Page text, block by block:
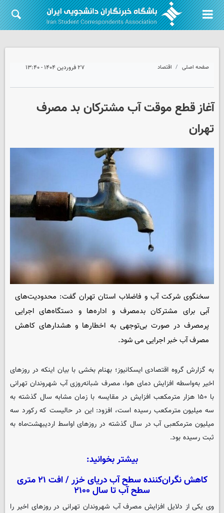
صفحه اصلی اقتصاد ۲۷ فروردین ۱۴۰۴ - ۱۳:۴۰
آغاز قطع موقت آب مشترکان بد مصرف
تهران
سخنگوی شرکت آب و فاضلاب استان تهران گفت: محدودیت‌های
آبی برای مشترکان بدمصرف و اداره‌ها و دستگاه‌های اجرایی
پرمصرف در صورت بی‌توجهی به اخطارها و هشدارهای کاهش
مصرف آب خبر اجرایی می شود.
به گزارش گروه اقتصادیایسکانیوز؛ بهنام بخشی با بیان اینکه در روزهای
اخیر به‌واسطه افزایش دمای هوا، مصرف شبانه‌روزی آب شهروندان تهرانی
با ۱۵۰ هزار مترمکعب افزایش در مقایسه با زمان مشابه سال گذشته به
سه میلیون مترمکعب رسیده است، افزود: این در حالیست که رکورد سه
میلیون مترمکعبی آب در سال گذشته در روزهای اواسط اردیبهشت‌ماه به
ثبت رسیده بود.
بیشتر بخوانید:
کاهش نگران‌کننده سطح آب دریای خزر / افت ۲۱ متری
سطح آب تا سال ۲۱۰۰
وی یکی از دلایل افزایش مصرف آب شهروندان تهرانی در روزهای اخیر را